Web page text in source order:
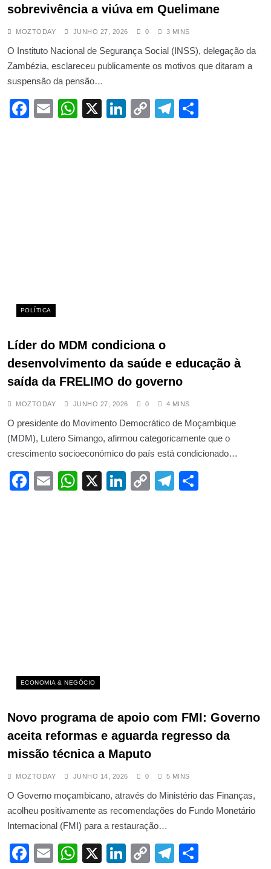
sobrevivência a viúva em Quelimane
MOZTODAY JUNHO 27, 2026 0 3 MINS
O Instituto Nacional de Segurança Social (INSS), delegação da
Zambézia, esclareceu publicamente os motivos que ditaram a
suspensão da pensão…
Facebook
EmailWhatsApp
X LinkedIn
CopyTelegram
POLÍTICA
Líder do MDM condiciona o
desenvolvimento da saúde e educação à
saída da FRELIMO do governo
MOZTODAY JUNHO 27, 2026 0 4 MINS
O presidente do Movimento Democrático de Moçambique
(MDM), Lutero Simango, afirmou categoricamente que o
crescimento socioeconómico do país está condicionado…
Facebook
EmailWhatsApp
X LinkedIn
CopyTelegram
ECONOMIA & NEGÓCIO
Novo programa de apoio com FMI: Governo
aceita reformas e aguarda regresso da
missão técnica a Maputo
MOZTODAY JUNHO 14, 2026 0 5 MINS
O Governo moçambicano, através do Ministério das Finanças,
acolheu positivamente as recomendações do Fundo Monetário
Internacional (FMI) para a restauração…
Facebook
EmailWhatsApp
X LinkedIn
CopyTelegram